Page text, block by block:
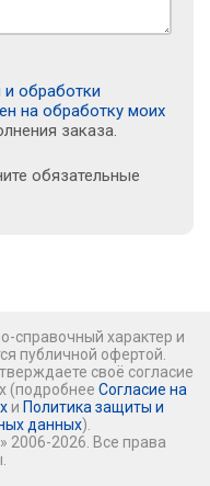
обработки
на обработку моих
заказа.
обязательные
справочный характер и
публичной офертой.
своё согласие
(подробнее Согласие на
и Политика защиты и
данных).
2006-2026. Все права